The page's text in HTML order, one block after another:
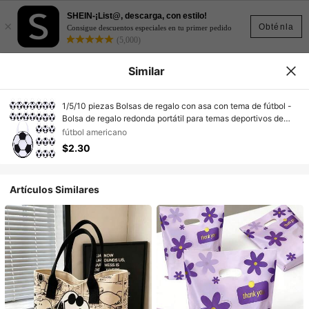
Obténla
×
SHEIN-¡List@, descarga, con estilo!
Consigue descuentos especiales en tu primer pedido
(5,000)
Similar
1/5/10 piezas Bolsas de regalo con asa con tema de fútbol -
Bolsa de regalo redonda portátil para temas deportivos de
fútbol - Bolsas de fiesta de poliéster para eventos deportivos,
gimnasio, viajes y uso diario
fútbol americano
$2.30
Artículos Similares